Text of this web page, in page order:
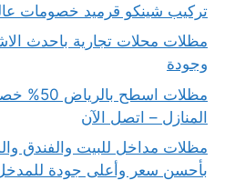
تركيب شينكو قرميد خصومات
مظلات محلات تجارية باحدث
وجودة
مظلات
المنازل – اتصل الآن
مظلات مداخل للبيت والفندق
بأحسن سعر وأعلى جودة